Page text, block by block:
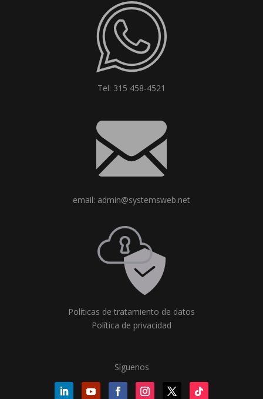
Tel: 315 458-4521
email: admin@systemsweb.net
Políticas de tratamiento de datos
Política de privacidad
Síguenos